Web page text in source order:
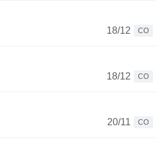
18/12
CO
18/12
CO
20/11
CO